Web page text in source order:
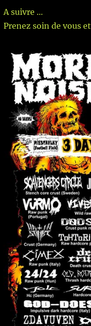
A suivre …
Prenez soin de vous